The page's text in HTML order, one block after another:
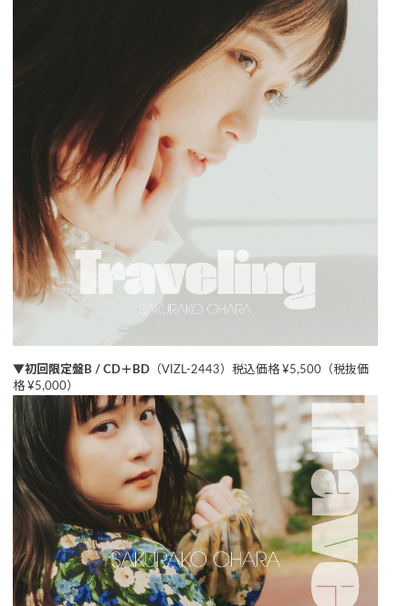
▼初回限定盤B / CD＋BD （VIZL-2443）税込価格 ¥5,500（税抜価
格 ¥5,000）